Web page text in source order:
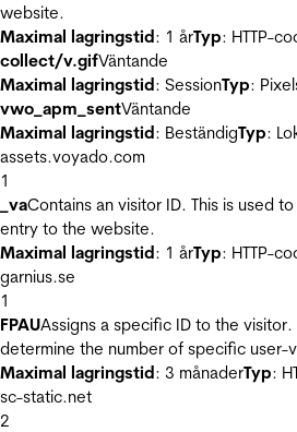
website.
Maximal lagringstid: 1 årTyp: HTTP-
collect/v.gifVäntande
Maximal lagringstid: SessionTyp:
vwo_apm_sentVäntande
Maximal lagringstid: BeständigTyp:
assets.voyado.com
1
_vaContains an visitor ID. This is used
entry to the website.
Maximal lagringstid: 1 årTyp: HTTP-
garnius.se
1
FPAUAssigns a specific ID to the
determine the number of specific user-
Maximal lagringstid: 3 månaderTyp:
sc-static.net
2